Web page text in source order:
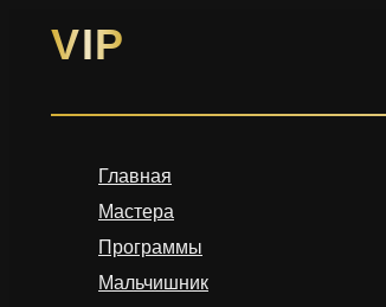
VIP
Главная
Мастера
Программы
Мальчишник